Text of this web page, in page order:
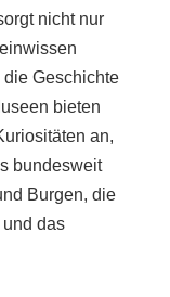
nicht nur
Geschichte
bieten
an,
bundesweit
Burgen, die
das